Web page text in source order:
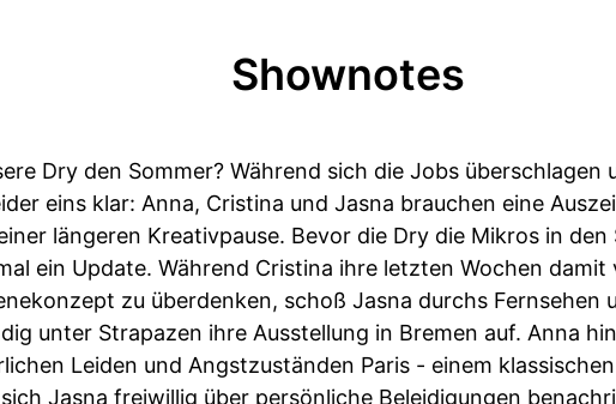
Shownotes
Dry den Sommer? Während sich die Jobs überschlagen
eins klar: Anna, Cristina und Jasna brauchen eine
längeren Kreativpause. Bevor die Dry die Mikros in
ein Update. Während Cristina ihre letzten Wochen
zu überdenken, schoß Jasna durchs Fernsehen
unter Strapazen ihre Ausstellung in Bremen auf. Anna
Leiden und Angstzuständen Paris - einem
Jasna freiwillig über persönliche Beleidigungen